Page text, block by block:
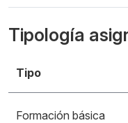
Tipología
Tipo
Formación básica